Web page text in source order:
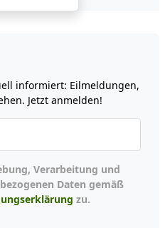
informiert: Eilmeldungen,
Jetzt anmelden!
Daten gemäß
zu.